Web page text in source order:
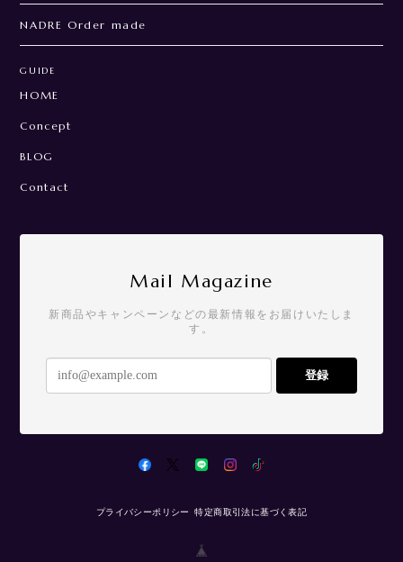
NADRE Order made
GUIDE
HOME
Concept
BLOG
Contact
Mail Magazine
新商品やキャンペーンなどの最新情報をお届けいたしま
す。
登録
プライバシーポリシー 特定商取引法に基づく表記